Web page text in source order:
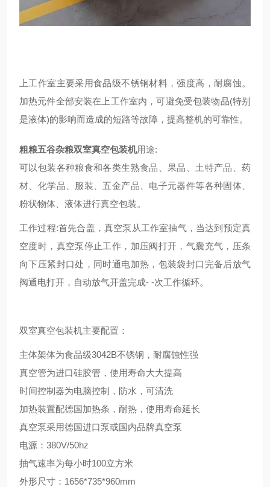
上工作室主要采用食品级不锈钢材料，强度高，耐腐蚀。
加热元件全部安装在上工作室内，可避免受包装物品(特别
是液体)的影响而造成的短路等故障，提高整机的可靠性。
粗粮五谷杂粮双室真空包装机用途:
可以包装各种粮食和各类生熟食品、果品、土特产品、药
材、化学品、服装、五金产品、电子元器件等各种固体、
粉状物体、液体进行真空包装。
工作过程:首先合盖，真空泵从工作室抽气，当达到预定真
空度时，真空泵停止工作，加压阀打开，气囊充气，压条
向下压紧封口处，同时通电加热，包装袋封口完备后放气
阀通电打开，自动放气开盖完成- -次工作循环。
双室真空包装机主要配置：
主体架体为食品级3042B不锈钢，耐腐蚀性强
真空管为进口硅胶管，使用寿命大大提高
时间控制器为电脑控制，防水，可清洗
加热装置配德国加热条，耐热，使用寿命延长
真空泵采用德国进口泵或国内品牌真空泵
电源：380V/50hz
抽气速率为每小时100立方米
外形尺寸：1656*735*960mm